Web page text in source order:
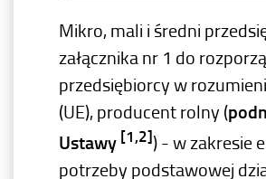
Mikro, mali i średni
załącznika nr 1 do
przedsiębiorcy w
(UE), producent rolny (
Ustawy [1,2]) - w zakresie
potrzeby podstawowej